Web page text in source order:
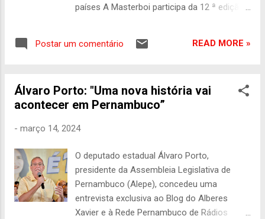
cárneos importados devem cumprir os
estabelecidos pela SFA: incluem inspeções e
países A Masterboi participa da 12 ª edição
Saigon), no Vietnã. O encontro reúne
lugares, além de ser uma excelente
oportunidade de ampliação de networking e
Masterboi participa desse evento, em
seguida segue em missão comercial para a
Tailândia e para o Camboja. A empresa que
é pernambucana leva a experiência de ser
uma das maiores indústrias frigoríficas do
país, que exporta para mais de 40 países,
Postar um comentário READ MORE »
Álvaro Porto: "Uma nova história vai
acontecer em Pernambuco”
- março 14, 2024
O deputado estadual Álvaro Porto,
presidente da Assembleia Legislativa de
Pernambuco (Alepe), concedeu uma
entrevista exclusiva ao Blog do Alberes
Xavier e à Rede Pernambuco de Rádios